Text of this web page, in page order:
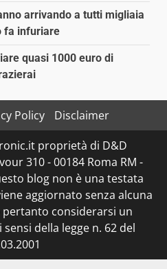
arrivando a tutti migliaia
fa infuriare
quasi 1000 euro di
Policy
Disclaimer
proprietà di D&D
310 - 00184 Roma RM -
blog non è una testata
aggiornato senza alcuna
considerarsi un
della legge n. 62 del